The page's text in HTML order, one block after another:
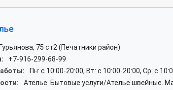
Гурьянова, 75 ст2 (Печатники район)
+7-916-299-68-99
Пн: c 10:00-20:00, Вт: c 10:00-20:00, Ср: c
Ателье. Бытовые услуги/Ателье швейные.